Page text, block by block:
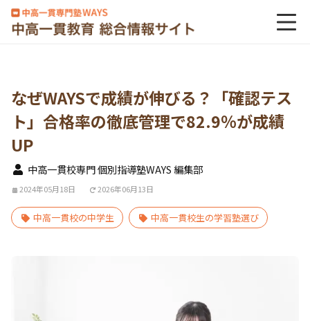
なぜWAYSで成績が伸びる？「確認テス
ト」合格率の徹底管理で82.9％が成績
UP
中高一貫校専門 個別指導塾WAYS 編集部
2024年05月18日 2026年06月13日
中高一貫校の中学生 中高一貫校生の学習塾選び